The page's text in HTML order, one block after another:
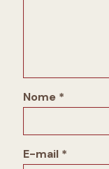
Nome *
E-mail *